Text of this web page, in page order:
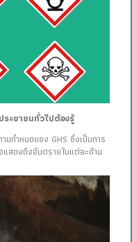
ะชาชนทั่วไปต้องรู้
กำหนดของ GHS ซึ่งเป็นการ
แสดงถึงอันตรายในแต่ละด้าน